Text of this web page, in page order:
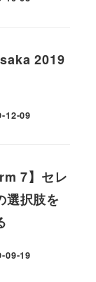
2019
12-09
7】セレ
選択肢を
09-19